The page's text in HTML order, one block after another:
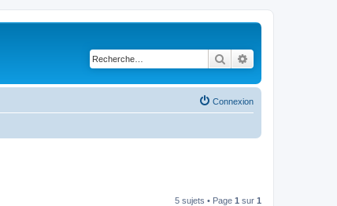
Rechercher
Connexion
5 sujets • Page 1 sur 1